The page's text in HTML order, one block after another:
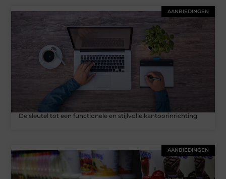
AANBIEDINGEN
De sleutel tot een functionele en stijlvolle kantoorinrichting
AANBIEDINGEN